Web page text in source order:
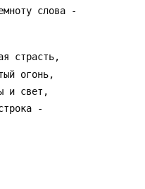
слова -
стpасть,
огонь,
и свет,
-